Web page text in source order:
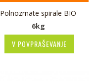
Polnozrnate spirale BIO
6kg
V POVPRAŠEVANJE